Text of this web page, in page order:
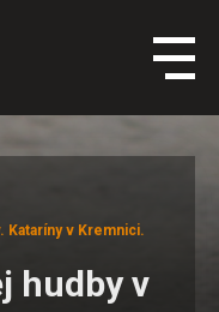
Kataríny v Kremnici.
hudby v